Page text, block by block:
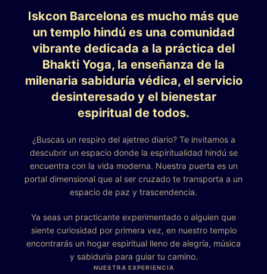
Ven a Visitarnos
Iskcon Barcelona es mucho más que
un templo hindú es una comunidad
vibrante dedicada a la práctica del
Bhakti Yoga, la enseñanza de la
milenaria sabiduría védica, el servicio
desinteresado y el bienestar
espiritual de todos.
¿Buscas un respiro del ajetreo diario? Te invitamos a
descubrir un espacio donde la espiritualidad hindú se
encuentra con la vida moderna. Nuestra puerta es un
portal dimensional que al ser cruzado te transporta a un
espacio de paz y trascendencia.
Ya seas un practicante experimentado o alguien que
siente curiosidad por primera vez, en nuestro templo
encontrarás un hogar espiritual lleno de alegría, música
y sabiduría para guiar tu camino.
NUESTRA EXPERIENCIA